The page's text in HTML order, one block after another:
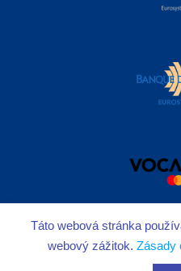
Táto webová stránka
webový zážitok. Zásady